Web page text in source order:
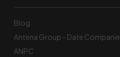
Blog
Antena Group - Date Companie
ANPC